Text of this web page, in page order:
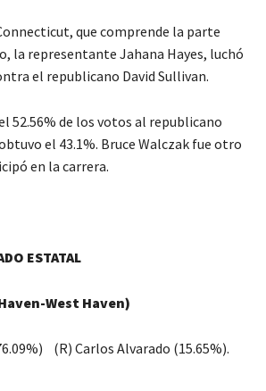
que comprende la parte
la representante Jahana Hayes, luchó
el republicano David Sullivan.
52.56% de los votos al republicano
el 43.1%. Bruce Walczak fue otro
en la carrera.
ESTATAL
West Haven)
(R) Carlos Alvarado (15.65%).